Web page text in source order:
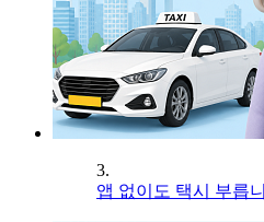
3.
앱 없이도 택시 부릅